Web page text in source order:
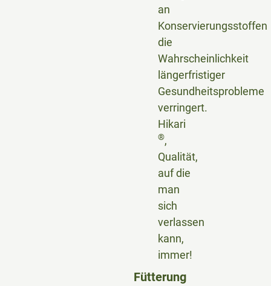
an
Konservierungsstoffen
die
Wahrscheinlichkeit
längerfristiger
Gesundheitsprobleme
verringert.
Hikari
®,
Qualität,
auf die
man
sich
verlassen
kann,
immer!
Fütterung